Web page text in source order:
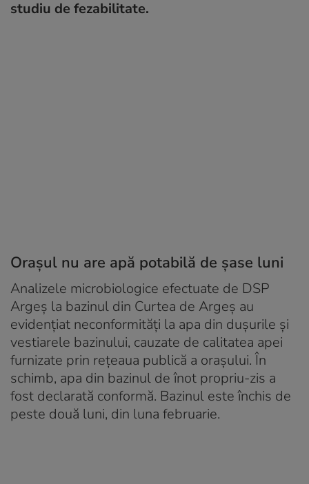
studiu de fezabilitate.
Orașul nu are apă potabilă de șase luni
Analizele microbiologice efectuate de DSP
Argeș la bazinul din Curtea de Argeș au
evidențiat neconformități la apa din dușurile și
vestiarele bazinului, cauzate de calitatea apei
furnizate prin rețeaua publică a orașului. În
schimb, apa din bazinul de înot propriu-zis a
fost declarată conformă. Bazinul este închis de
peste două luni, din luna februarie.